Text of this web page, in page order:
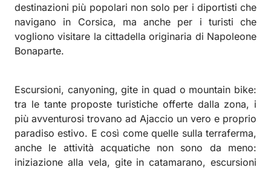
destinazioni più popolari non solo per i diportisti che
navigano in Corsica, ma anche per i turisti che
vogliono visitare la cittadella originaria di Napoleone
Bonaparte.
Escursioni, canyoning, gite in quad o mountain bike:
tra le tante proposte turistiche offerte dalla zona, i
più avventurosi trovano ad Ajaccio un vero e proprio
paradiso estivo. E così come quelle sulla terraferma,
anche le attività acquatiche non sono da meno:
iniziazione alla vela, gite in catamarano, escursioni